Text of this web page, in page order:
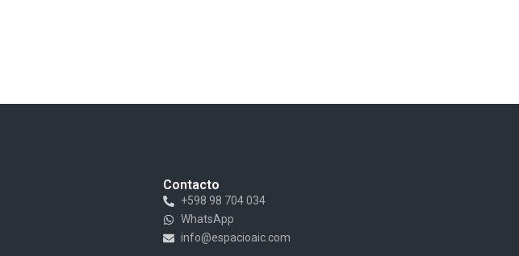
Contacto
+598 98 704 034
WhatsApp
info@espacioaic.com